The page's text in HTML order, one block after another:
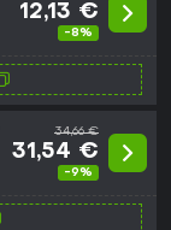
12,13 €
-8%
34,66 €
31,54 €
-9%